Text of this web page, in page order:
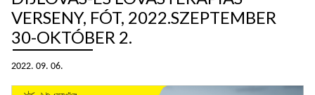
VERSENY, FÓT, 2022.SZEPTEMBER
30-OKTÓBER 2.
2022. 09. 06.